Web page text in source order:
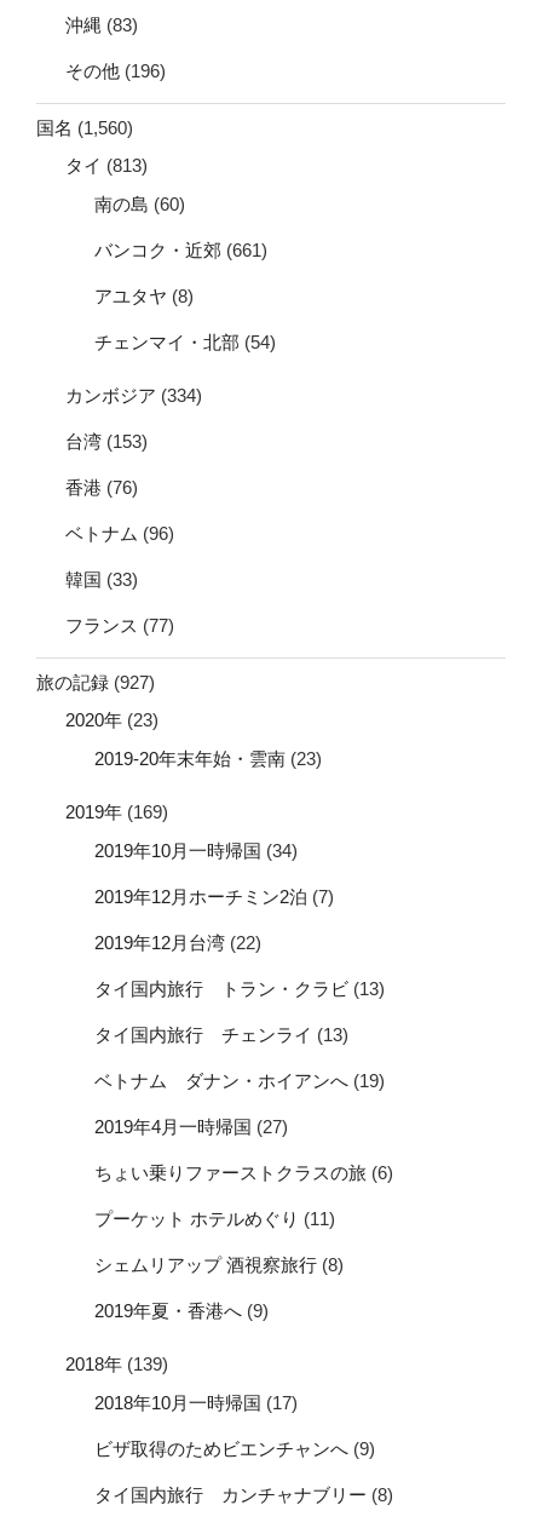
沖縄 (83)
その他 (196)
国名 (1,560)
タイ (813)
南の島 (60)
バンコク・近郊 (661)
アユタヤ (8)
チェンマイ・北部 (54)
カンボジア (334)
台湾 (153)
香港 (76)
ベトナム (96)
韓国 (33)
フランス (77)
旅の記録 (927)
2020年 (23)
2019-20年末年始・雲南 (23)
2019年 (169)
2019年10月一時帰国 (34)
2019年12月ホーチミン2泊 (7)
2019年12月台湾 (22)
タイ国内旅行 トラン・クラビ (13)
タイ国内旅行 チェンライ (13)
ベトナム ダナン・ホイアンへ (19)
2019年4月一時帰国 (27)
ちょい乗りファーストクラスの旅 (6)
プーケット ホテルめぐり (11)
シェムリアップ 酒視察旅行 (8)
2019年夏・香港へ (9)
2018年 (139)
2018年10月一時帰国 (17)
ビザ取得のためビエンチャンへ (9)
タイ国内旅行 カンチャナブリー (8)